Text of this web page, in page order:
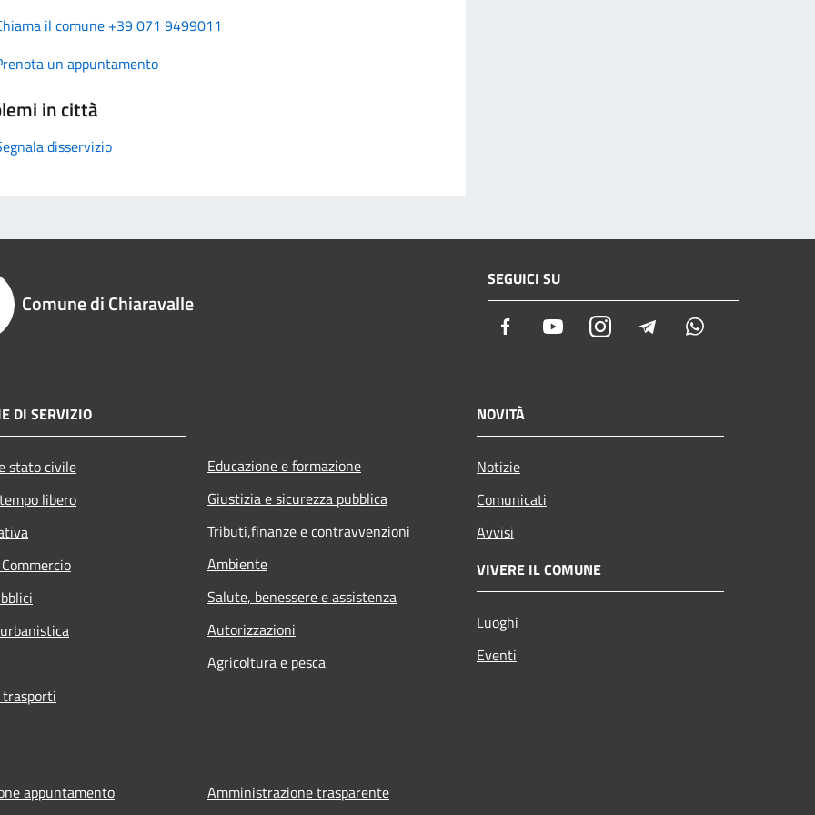
il comune +39 071 9499011
un appuntamento
in città
disservizio
Comune di Chiaravalle
SEGUICI SU
Facebook YoutubeInstagramTelegram
DI SERVIZIO
stato civile
libero
Educazione e formazione
Giustizia e sicurezza pubblica
Tributi,finanze e contravvenzioni
Ambiente
Salute, benessere e assistenza
Autorizzazioni
Agricoltura e pesca
NOVITÀ
Notizie
Comunicati
Avvisi
VIVERE IL COMUNE
Luoghi
Eventi
appuntamento
Amministrazione trasparente